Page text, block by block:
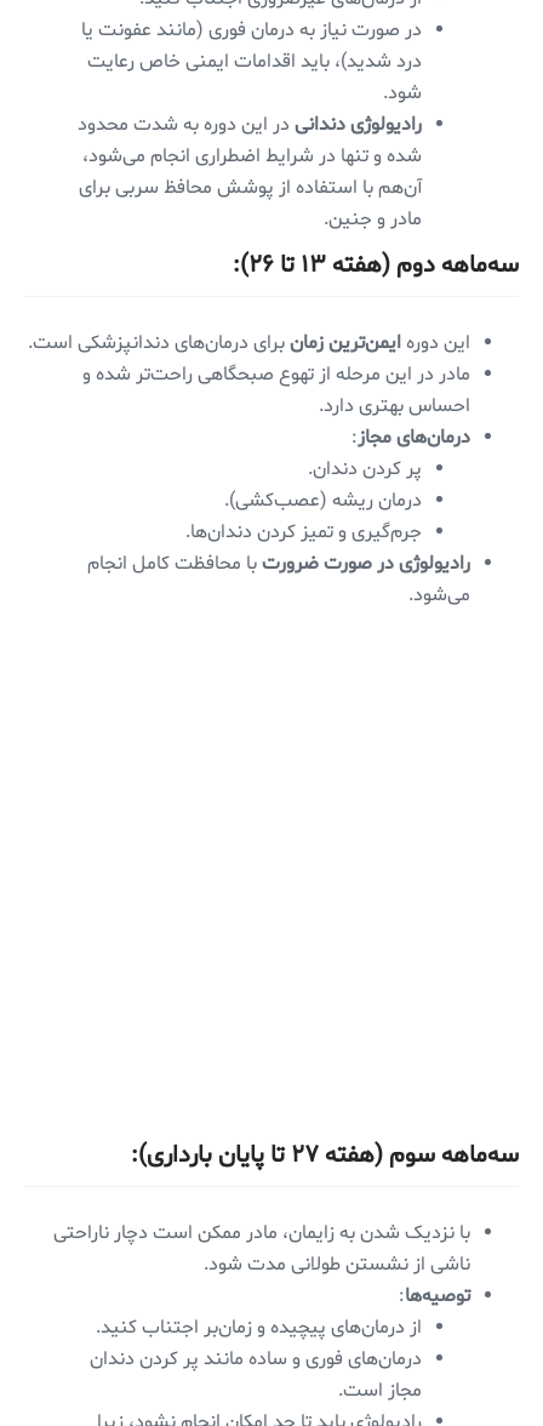
در صورت نیاز به درمان فوری (مانند عفونت یا
درد شدید)، باید اقدامات ایمنی خاص رعایت
شود.
رادیولوژی دندانی در این دوره به شدت محدود
شده و تنها در شرایط اضطراری انجام می‌شود،
آن‌هم با استفاده از پوشش محافظ سربی برای
مادر و جنین.
سه‌ماهه دوم (هفته ۱۳ تا ۲۶) :
این دورهایمن‌ترین زمانبرای درمان‌های دندانپزشکی است.
مادر در این مرحله از تهوع صبحگاهی راحت‌تر شده و
احساس بهتری دارد.
درمان‌های مجاز:
پر کردن دندان.
درمان ریشه (عصب‌کشی).
جرم‌گیری و تمیز کردن دندان‌ها.
رادیولوژی در صورت ضرورتبا محافظت کامل انجام
می‌شود.
سه‌ماهه سوم (هفته ۲۷ تا پایان بارداری) :
با نزدیک شدن به زایمان، مادر ممکن است دچار ناراحتی
ناشی از نشستن طولانی مدت شود.
توصیه‌ها:
از درمان‌های پیچیده و زمان‌بر اجتناب کنید.
درمان‌های فوری و ساده مانند پر کردن دندان
مجاز است.